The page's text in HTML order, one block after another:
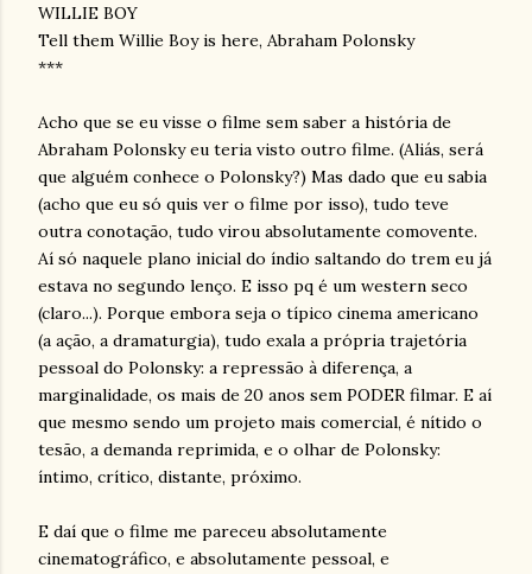
WILLIE BOY
Tell them Willie Boy is here, Abraham Polonsky
***
Acho que se eu visse o filme sem saber a história de
Abraham Polonsky eu teria visto outro filme. (Aliás, será
que alguém conhece o Polonsky?) Mas dado que eu sabia
(acho que eu só quis ver o filme por isso), tudo teve
outra conotação, tudo virou absolutamente comovente.
Aí só naquele plano inicial do índio saltando do trem eu já
estava no segundo lenço. E isso pq é um western seco
(claro...). Porque embora seja o típico cinema americano
(a ação, a dramaturgia), tudo exala a própria trajetória
pessoal do Polonsky: a repressão à diferença, a
marginalidade, os mais de 20 anos sem PODER filmar. E aí
que mesmo sendo um projeto mais comercial, é nítido o
tesão, a demanda reprimida, e o olhar de Polonsky:
íntimo, crítico, distante, próximo.
E daí que o filme me pareceu absolutamente
cinematográfico, e absolutamente pessoal, e